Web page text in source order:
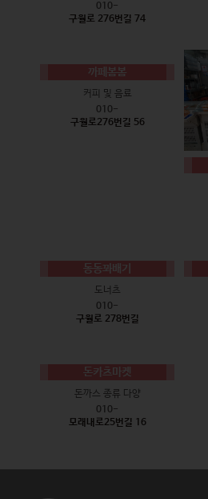
010-
구월로 276번길 74
까페봄봄
커피 및 음료
010-
구월로276번길 56
동동꽈배기
도너츠
010-
구월로 278번길
돈카츠마켓
돈까스 종류 다양
010-
모래내로25번길 16